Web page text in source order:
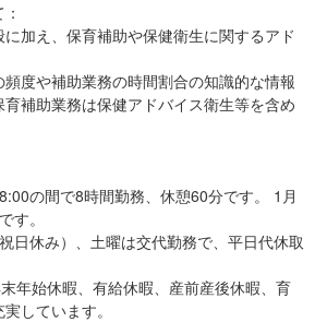
加え、保育補助や保健衛生に関するアド
度や補助業務の時間割合の知識的な情報
補助業務は保健アドバイス衛生等を含め
の間で8時間勤務、休憩60分です。 1月
す。
日休み）、土曜は交代勤務で、平日代休取
年始休暇、有給休暇、産前産後休暇、育
しています。